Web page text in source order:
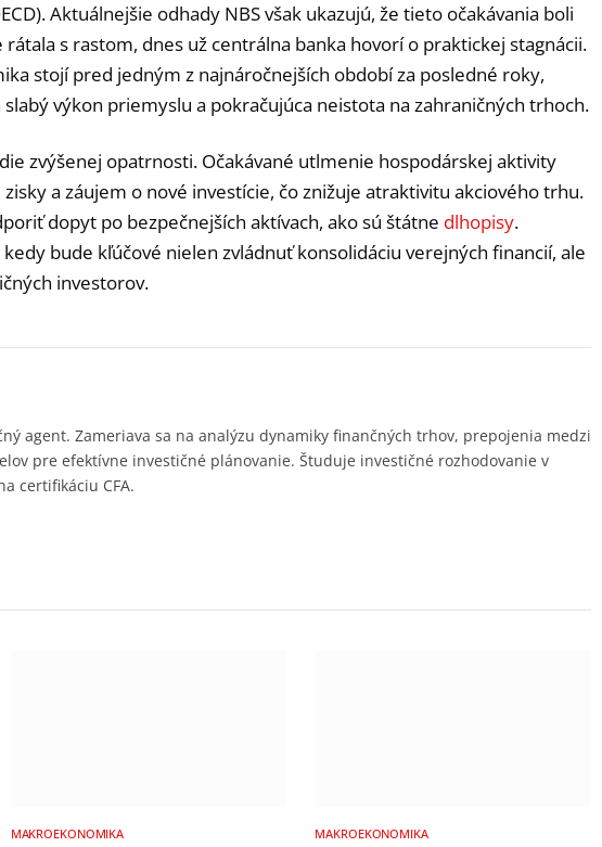
Aktuálnejšie odhady NBS však ukazujú, že tieto očakávania boli
s rastom, dnes už centrálna banka hovorí o praktickej stagnácii.
stojí pred jedným z najnáročnejších období za posledné roky,
výkon priemyslu a pokračujúca neistota na zahraničných trhoch.
zvýšenej opatrnosti. Očakávané utlmenie hospodárskej aktivity
a záujem o nové investície, čo znižuje atraktivitu akciového trhu.
dopyt po bezpečnejších aktívach, ako sú štátne dlhopisy.
bude kľúčové nielen zvládnuť konsolidáciu verejných financií, ale
investorov.
agent. Zameriava sa na analýzu dynamiky finančných trhov, prepojenia medzi
pre efektívne investičné plánovanie. Študuje investičné rozhodovanie v
certifikáciu CFA.
MAKROEKONOMIKA MAKROEKONOMIKA